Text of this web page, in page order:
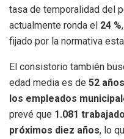
tasa de temporalidad del
actualmente ronda el 24 %
fijado por la normativa
El consistorio también
edad media es de 52 años
los empleados
prevé que 1.081
próximos diez años, lo